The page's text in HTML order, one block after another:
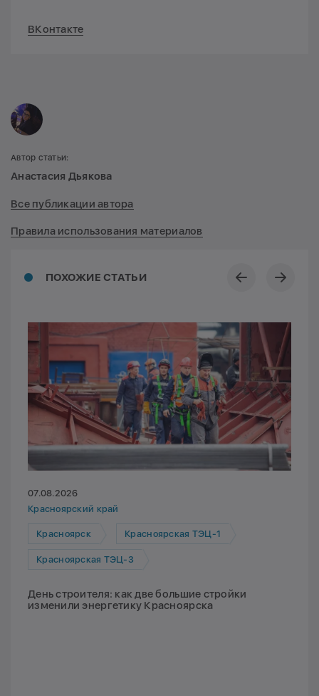
ВКонтакте
ПОХОЖИЕ СТАТЬИ
07.08.2026
Красноярский край
Красноярск Красноярская ТЭЦ-1
Красноярская ТЭЦ-3
День строителя: как две большие стройки
изменили энергетику Красноярска
Автор статьи:
Анастасия Дьякова
Все публикации автора
Правила использования материалов